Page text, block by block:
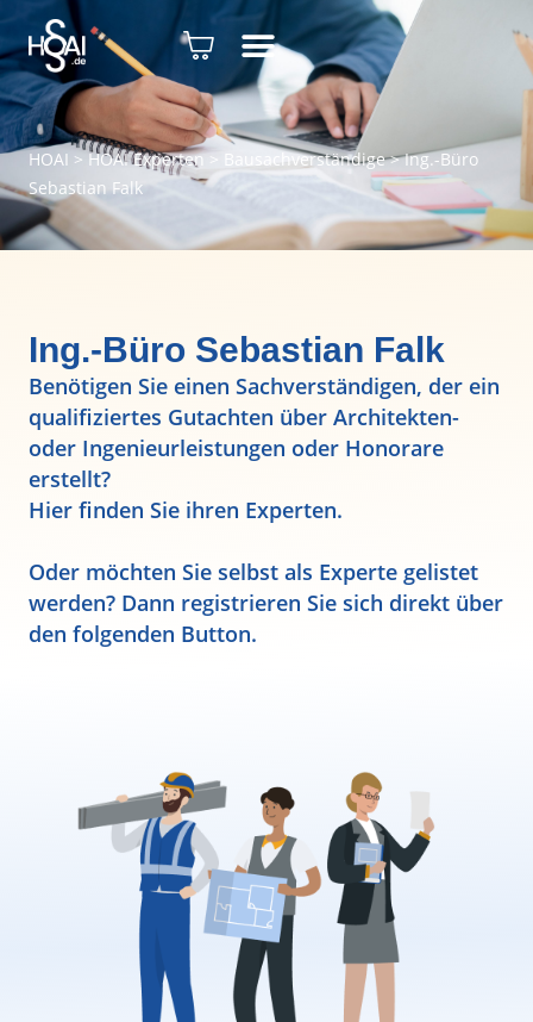
HOAI > HOAI Experten> Bausachverständige>Ing.-Büro
Sebastian Falk
Ing.-Büro Sebastian Falk
Benötigen Sie einen Sachverständigen, der ein
qualifiziertes Gutachten über Architekten-
oder Ingenieurleistungen oder Honorare
erstellt?
Hier finden Sie ihren Experten.
Oder möchten Sie selbst als Experte gelistet
werden? Dann registrieren Sie sich direkt über
den folgenden Button.